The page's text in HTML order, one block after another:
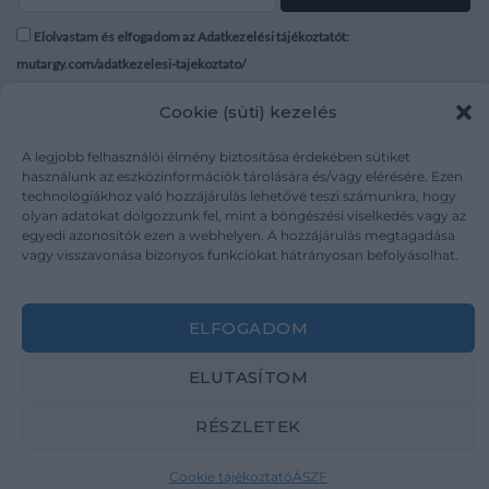
Cookie (süti) kezelés
A legjobb felhasználói élmény biztosítása érdekében sütiket
használunk az eszközinformációk tárolására és/vagy elérésére. Ezen
technológiákhoz való hozzájárulás lehetővé teszi számunkra, hogy
olyan adatokat dolgozzunk fel, mint a böngészési viselkedés vagy az
egyedi azonosítók ezen a webhelyen. A hozzájárulás megtagadása
vagy visszavonása bizonyos funkciókat hátrányosan befolyásolhat.
ELFOGADOM
ELUTASÍTOM
RÉSZLETEK
Cookie tájékoztatóÁSZF
Elolvastam és elfogadom az Adatkezelési tájékoztatót:
mutargy.com/adatkezelesi-tajekoztato/
Médiaajánlat
Karrier
Kapcsolat
Áraink
ÁSZF
Adatvédelem
Impresszum
Copyright 2026 ©Mutargy.com